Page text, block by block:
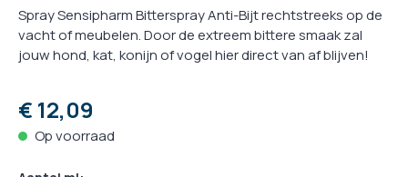
Spray Sensipharm Bitterspray Anti-Bijt rechtstreeks op de
vacht of meubelen. Door de extreem bittere smaak zal
jouw hond, kat, konijn of vogel hier direct van af blijven!
€ 12,09
Op voorraad